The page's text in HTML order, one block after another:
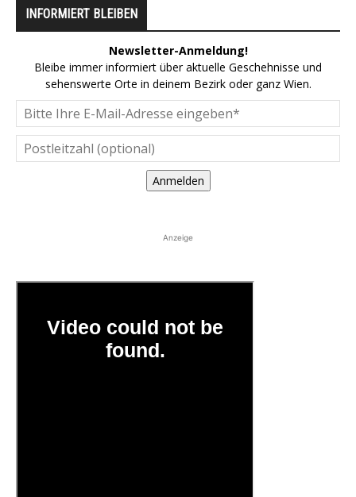
INFORMIERT BLEIBEN
Newsletter-Anmeldung!
Bleibe immer informiert über aktuelle Geschehnisse und
sehenswerte Orte in deinem Bezirk oder ganz Wien.
Anmelden
Anzeige